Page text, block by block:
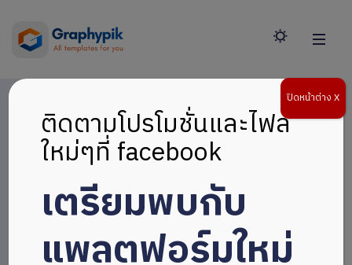
ติดตามโปรโมชั่นและไฟล์
ใหม่ๆที่ facebook
เตรียมพบกับ
แพลตฟอร์มใหม่
ปิดหน้าต่าง X